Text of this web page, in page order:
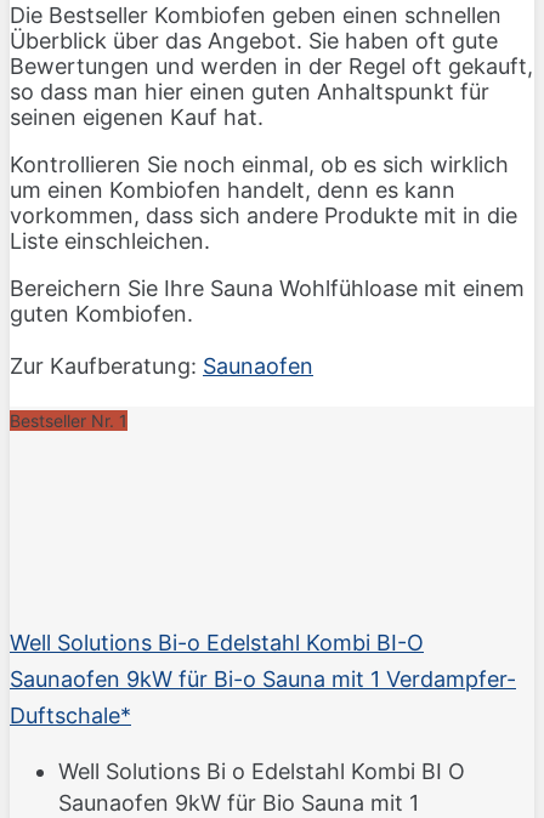
Die Bestseller Kombiofen geben einen schnellen
Überblick über das Angebot. Sie haben oft gute
Bewertungen und werden in der Regel oft gekauft,
so dass man hier einen guten Anhaltspunkt für
seinen eigenen Kauf hat.
Kontrollieren Sie noch einmal, ob es sich wirklich
um einen Kombiofen handelt, denn es kann
vorkommen, dass sich andere Produkte mit in die
Liste einschleichen.
Bereichern Sie Ihre Sauna Wohlfühloase mit einem
guten Kombiofen.
Zur Kaufberatung: Saunaofen
Bestseller Nr. 1
Well Solutions Bi-o Edelstahl Kombi BI-O
Saunaofen 9kW für Bi-o Sauna mit 1 Verdampfer-
Duftschale*
Well Solutions Bi o Edelstahl Kombi BI O
Saunaofen 9kW für Bio Sauna mit 1